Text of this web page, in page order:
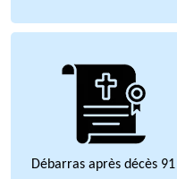
Débarras après décès 91